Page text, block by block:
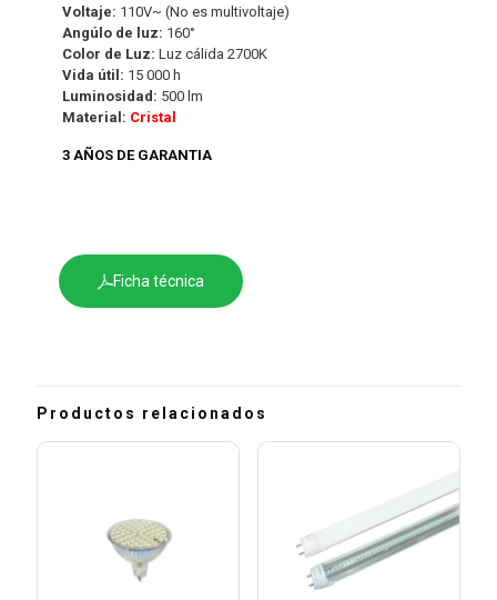
Voltaje: 110V~ (No es multivoltaje)
Angúlo de luz: 160°
Color de Luz:Luz cálida 2700K
Vida útil: 15 000 h
Luminosidad: 500 lm
Material: Cristal
3 AÑOS DE GARANTIA
Ficha técnica
Productos relacionados